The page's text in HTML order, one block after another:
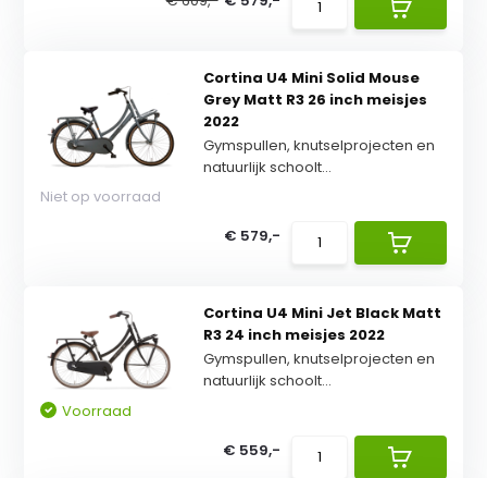
Cortina U4 Mini Solid Mouse
Grey Matt R3 26 inch meisjes
2022
Gymspullen, knutselprojecten en
natuurlijk schoolt...
Niet op voorraad
€ 579,-
Cortina U4 Mini Jet Black Matt
R3 24 inch meisjes 2022
Gymspullen, knutselprojecten en
natuurlijk schoolt...
Voorraad
€ 559,-